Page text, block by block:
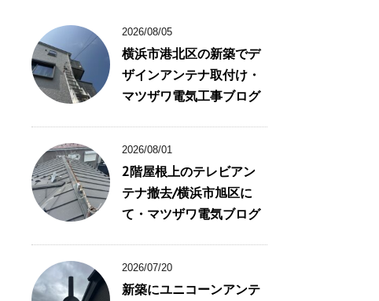
2026/08/05
横浜市港北区の新築でデ
ザインアンテナ取付け・
マツザワ電気工事ブログ
2026/08/01
2階屋根上のテレビアン
テナ撤去/横浜市旭区に
て・マツザワ電気ブログ
2026/07/20
新築にユニコーンアンテ